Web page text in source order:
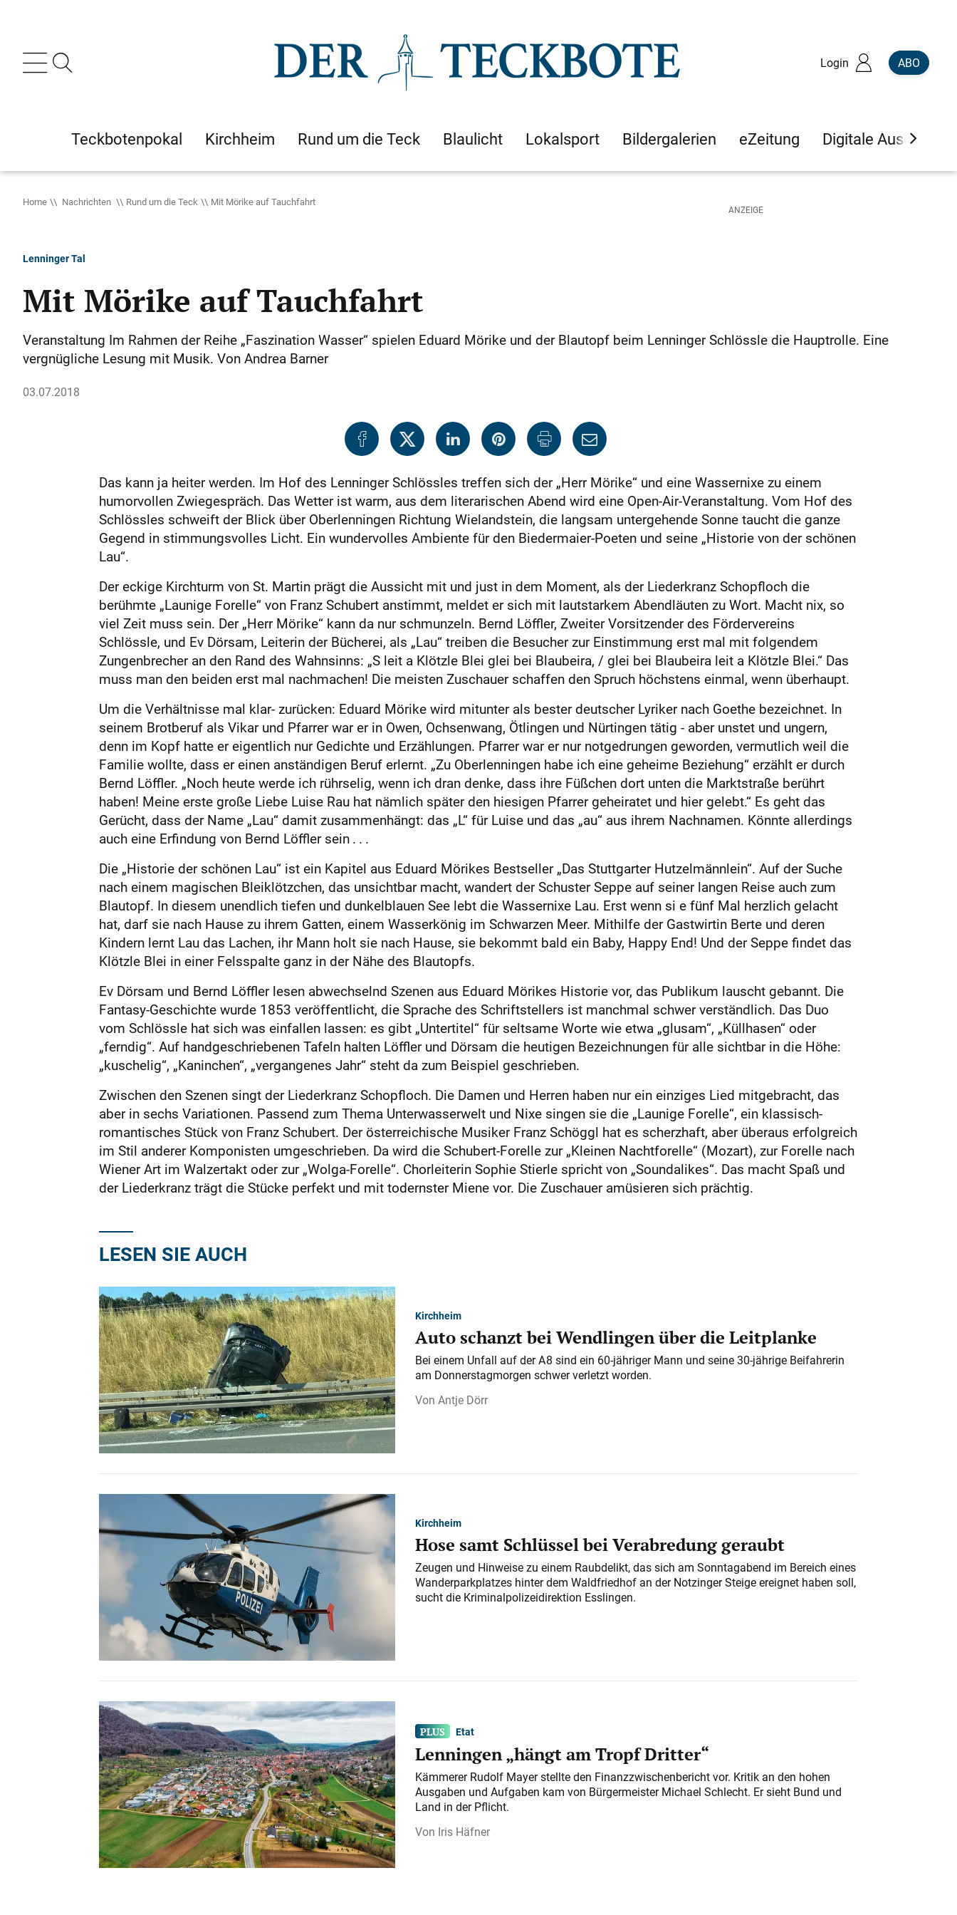
Login ABO
Teckbotenpokal Kirchheim Rund um die Teck Blaulicht Lokalsport Bildergalerien eZeitung Digitale Ausgaben
Home Nachrichten Rund um die Teck Mit Mörike auf Tauchfahrt
Lenninger Tal
Mit Mörike auf Tauchfahrt
Veranstaltung Im Rahmen der Reihe „Faszination Wasser“ spielen Eduard Mörike und der Blautopf beim Lenninger Schlössle die Hauptrolle. Eine
vergnügliche Lesung mit Musik. Von Andrea Barner
03.07.2018
Das kann ja heiter werden. Im Hof des Lenninger Schlössles treffen sich der „Herr Mörike“ und eine Wassernixe zu einem
humorvollen Zwiegespräch. Das Wetter ist warm, aus dem literarischen Abend wird eine Open-Air-Veranstaltung. Vom Hof des
Schlössles schweift der Blick über Oberlenningen Richtung Wielandstein, die langsam untergehende Sonne taucht die ganze
Gegend in stimmungsvolles Licht. Ein wundervolles Ambiente für den Biedermaier-Poeten und seine „Historie von der schönen
Lau“.
Der eckige Kirchturm von St. Martin prägt die Aussicht mit und just in dem Moment, als der Liederkranz Schopfloch die
berühmte „Launige Forelle“ von Franz Schubert anstimmt, meldet er sich mit lautstarkem Abendläuten zu Wort. Macht nix, so
viel Zeit muss sein. Der „Herr Mörike“ kann da nur schmunzeln. Bernd Löffler, Zweiter Vorsitzender des Fördervereins
Schlössle, und Ev Dörsam, Leiterin der Bücherei, als „Lau“ treiben die Besucher zur Einstimmung erst mal mit folgendem
Zungenbrecher an den Rand des Wahnsinns: „S leit a Klötzle Blei glei bei Blaubeira, / glei bei Blaubeira leit a Klötzle Blei.“ Das
muss man den beiden erst mal nachmachen! Die meisten Zuschauer schaffen den Spruch höchstens einmal, wenn überhaupt.
Um die Verhältnisse mal klar- zurücken: Eduard Mörike wird mitunter als bester deutscher Lyriker nach Goethe bezeichnet. In
seinem Brotberuf als Vikar und Pfarrer war er in Owen, Ochsenwang, Ötlingen und Nürtingen tätig - aber unstet und ungern,
denn im Kopf hatte er eigentlich nur Gedichte und Erzählungen. Pfarrer war er nur notgedrungen geworden, vermutlich weil die
Familie wollte, dass er einen anständigen Beruf erlernt. „Zu Oberlenningen habe ich eine geheime Beziehung“ erzählt er durch
Bernd Löffler. „Noch heute werde ich rührselig, wenn ich dran denke, dass ihre Füßchen dort unten die Marktstraße berührt
haben! Meine erste große Liebe Luise Rau hat nämlich später den hiesigen Pfarrer geheiratet und hier gelebt.“ Es geht das
Gerücht, dass der Name „Lau“ damit zusammenhängt: das „L“ für Luise und das „au“ aus ihrem Nachnamen. Könnte allerdings
auch eine Erfindung von Bernd Löffler sein . . .
Die „Historie der schönen Lau“ ist ein Kapitel aus Eduard Mörikes Bestseller „Das Stuttgarter Hutzelmännlein“. Auf der Suche
nach einem magischen Bleiklötzchen, das unsichtbar macht, wandert der Schuster Seppe auf seiner langen Reise auch zum
Blautopf. In diesem unendlich tiefen und dunkelblauen See lebt die Wassernixe Lau. Erst wenn si e fünf Mal herzlich gelacht
hat, darf sie nach Hause zu ihrem Gatten, einem Wasserkönig im Schwarzen Meer. Mithilfe der Gastwirtin Berte und deren
Kindern lernt Lau das Lachen, ihr Mann holt sie nach Hause, sie bekommt bald ein Baby, Happy End! Und der Seppe findet das
Klötzle Blei in einer Felsspalte ganz in der Nähe des Blautopfs.
Ev Dörsam und Bernd Löffler lesen abwechselnd Szenen aus Eduard Mörikes Historie vor, das Publikum lauscht gebannt. Die
Fantasy-Geschichte wurde 1853 veröffentlicht, die Sprache des Schriftstellers ist manchmal schwer verständlich. Das Duo
vom Schlössle hat sich was einfallen lassen: es gibt „Untertitel“ für seltsame Worte wie etwa „glusam“, „Küllhasen“ oder
„ferndig“. Auf handgeschriebenen Tafeln halten Löffler und Dörsam die heutigen Bezeichnungen für alle sichtbar in die Höhe:
„kuschelig“, „Kaninchen“, „vergangenes Jahr“ steht da zum Beispiel geschrieben.
Zwischen den Szenen singt der Liederkranz Schopfloch. Die Damen und Herren haben nur ein einziges Lied mitgebracht, das
aber in sechs Variationen. Passend zum Thema Unterwasserwelt und Nixe singen sie die „Launige Forelle“, ein klassisch-
romantisches Stück von Franz Schubert. Der österreichische Musiker Franz Schöggl hat es scherzhaft, aber überaus erfolgreich
im Stil anderer Komponisten umgeschrieben. Da wird die Schubert-Forelle zur „Kleinen Nachtforelle“ (Mozart), zur Forelle nach
Wiener Art im Walzertakt oder zur „Wolga-Forelle“. Chorleiterin Sophie Stierle spricht von „Soundalikes“. Das macht Spaß und
der Liederkranz trägt die Stücke perfekt und mit todernster Miene vor. Die Zuschauer amüsieren sich prächtig.
LESEN SIE AUCH
Kirchheim
Auto schanzt bei Wendlingen über die Leitplanke
Bei einem Unfall auf der A 8 sind ein 60-jähriger Mann und seine 30-jährige Beifahrerin
am Donnerstagmorgen schwer verletzt worden.
Antje Dörr
Kirchheim
Hose samt Schlüssel bei Verabredung geraubt
Zeugen und Hinweise zu einem Raubdelikt, das sich am Sonntagabend im Bereich eines
Wanderparkplatzes hinter dem Waldfriedhof an der Notzinger Steige ereignet haben soll,
sucht die Kriminalpolizeidirektion Esslingen.
Etat
Lenningen „hängt am Tropf Dritter“
Kämmerer Rudolf Mayer stellte den Finanzzwischenbericht vor. Kritik an den hohen
Ausgaben und Aufgaben kam von Bürgermeister Michael Schlecht. Er sieht Bund und
Land in der Pflicht.
Iris Häfner